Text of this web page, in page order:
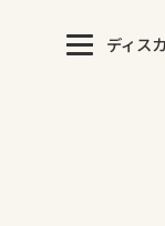
ディス